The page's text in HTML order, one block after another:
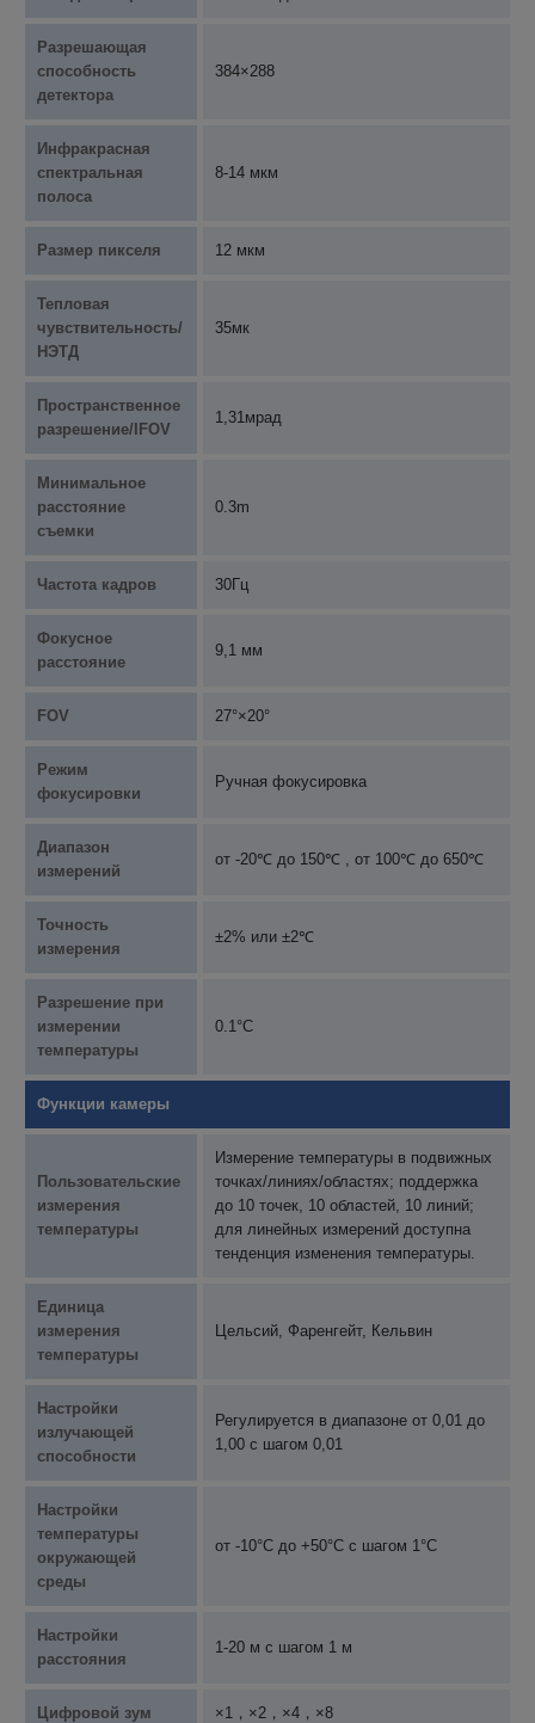
Разрешающая
способность
детектора
384×288
Инфракрасная
спектральная
полоса
8-14 мкм
Размер пикселя 12 мкм
Тепловая
чувствительность/
НЭТД
35мк
Пространственное
разрешение/IFOV
1,31мрад
Минимальное
расстояние
съемки
0.3m
Частота кадров 30Гц
Фокусное
расстояние
9,1 мм
FOV 27°×20°
Режим
фокусировки
Ручная фокусировка
Диапазон
измерений
от -20℃ до 150℃ , от 100℃ до 650℃
Точность
измерения
±2% или ±2℃
Разрешение при
измерении
температуры
0.1°C
Функции камеры
Пользовательские
измерения
температуры
Измерение температуры в подвижных
точках/линиях/областях; поддержка
до 10 точек, 10 областей, 10 линий;
для линейных измерений доступна
тенденция изменения температуры.
Единица
измерения
температуры
Цельсий, Фаренгейт, Кельвин
Настройки
излучающей
способности
Регулируется в диапазоне от 0,01 до
1,00 с шагом 0,01
Настройки
температуры
окружающей
среды
от -10°C до +50°C с шагом 1°C
Настройки
расстояния
1-20 м с шагом 1 м
Цифровой зум ×1，×2，×4，×8